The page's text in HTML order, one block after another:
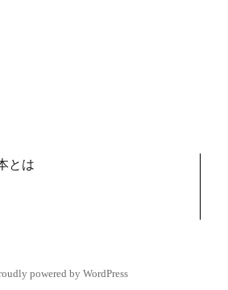
とは
powered by WordPress